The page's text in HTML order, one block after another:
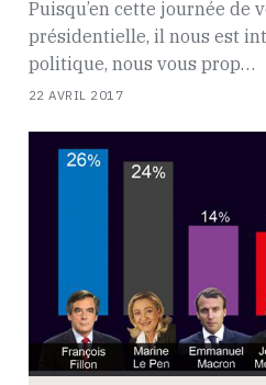
Puisqu’en cette journée de
présidentielle, il nous est
politique, nous vous prop…
22 AVRIL 2017